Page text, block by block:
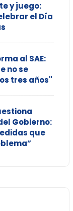
y juego:
el Día
al SAE:
no se
tres años"
Gobierno:
que